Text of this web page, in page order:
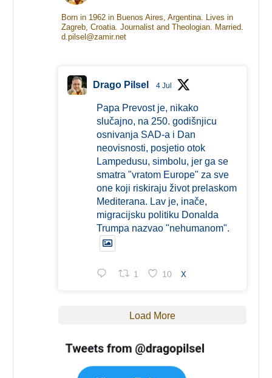
Born in 1962 in Buenos Aires, Argentina. Lives in
Zagreb, Croatia. Journalist and Theologian. Married.
d.pilsel@zamir.net
Drago Pilsel 4 Jul
Papa Prevost je, nikako
slučajno, na 250. godišnjicu
osnivanja SAD-a i Dan
neovisnosti, posjetio otok
Lampedusu, simbolu, jer ga se
smatra "vratom Europe" za sve
one koji riskiraju život prelaskom
Mediterana. Lav je, inače,
migracijsku politiku Donalda
Trumpa nazvao "nehumanom".
1 10 X
Load More